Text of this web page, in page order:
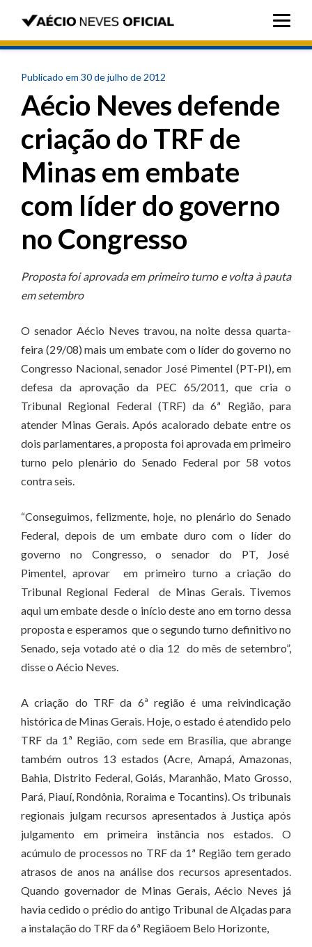
Publicado em 30 de julho de 2012
Aécio Neves defende
criação do TRF de
Minas em embate
com líder do governo
no Congresso
Proposta foi aprovada em primeiro turno e volta à pauta
em setembro
O senador Aécio Neves travou, na noite dessa quarta-
feira (29/08) mais um embate com o líder do governo no
Congresso Nacional, senador José Pimentel (PT-PI), em
defesa da aprovação da PEC 65/2011, que cria o
Tribunal Regional Federal (TRF) da 6ª Região, para
atender Minas Gerais. Após acalorado debate entre os
dois parlamentares, a proposta foi aprovada em primeiro
turno pelo plenário do Senado Federal por 58 votos
contra seis.
“Conseguimos, felizmente, hoje, no plenário do Senado
Federal, depois de um embate duro com o líder do
governo no Congresso, o senador do PT, José
Pimentel, aprovar em primeiro turno a criação do
Tribunal Regional Federal de Minas Gerais. Tivemos
aqui um embate desde o início deste ano em torno dessa
proposta e esperamos que o segundo turno definitivo no
Senado, seja votado até o dia 12 do mês de setembro”,
disse o Aécio Neves.
A criação do TRF da 6ª região é uma reivindicação
histórica de Minas Gerais. Hoje, o estado é atendido pelo
TRF da 1ª Região, com sede em Brasília, que abrange
também outros 13 estados (Acre, Amapá, Amazonas,
Bahia, Distrito Federal, Goiás, Maranhão, Mato Grosso,
Pará, Piauí, Rondônia, Roraima e Tocantins). Os tribunais
regionais julgam recursos apresentados à Justiça após
julgamento em primeira instância nos estados. O
acúmulo de processos no TRF da 1ª Região tem gerado
atrasos de anos na análise dos recursos apresentados.
Quando governador de Minas Gerais, Aécio Neves já
havia cedido o prédio do antigo Tribunal de Alçadas para
a instalação do TRF da 6ª Regiãoem Belo Horizonte,